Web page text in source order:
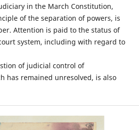
in the March Constitution,
of the separation of powers, is
Attention is paid to the status of
system, including with regard to
of judicial control of
has remained unresolved, is also